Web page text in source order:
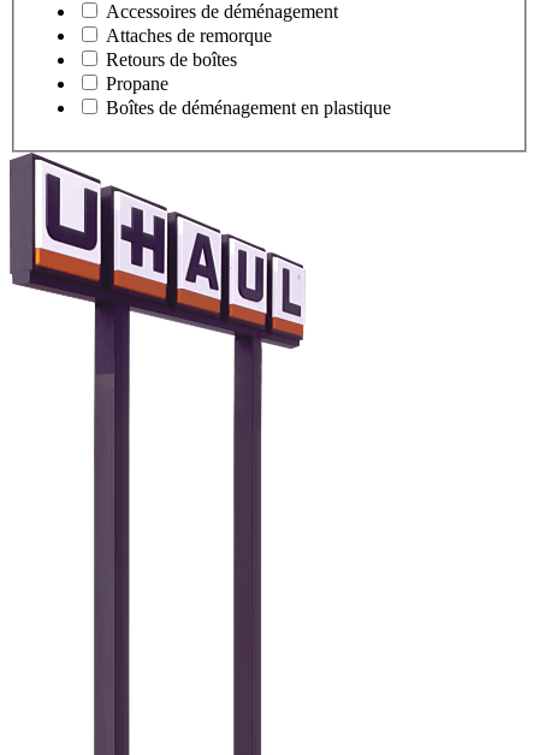
Accessoires de déménagement
Attaches de remorque
Retours de boîtes
Propane
Boîtes de déménagement en plastique